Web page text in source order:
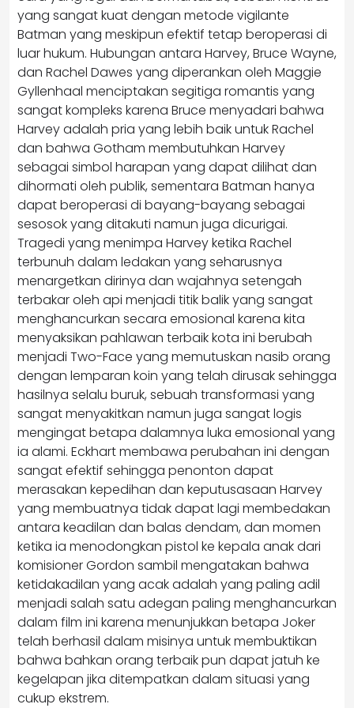
yang sangat kuat dengan metode vigilante
Batman yang meskipun efektif tetap beroperasi di
luar hukum. Hubungan antara Harvey, Bruce Wayne,
dan Rachel Dawes yang diperankan oleh Maggie
Gyllenhaal menciptakan segitiga romantis yang
sangat kompleks karena Bruce menyadari bahwa
Harvey adalah pria yang lebih baik untuk Rachel
dan bahwa Gotham membutuhkan Harvey
sebagai simbol harapan yang dapat dilihat dan
dihormati oleh publik, sementara Batman hanya
dapat beroperasi di bayang-bayang sebagai
sesosok yang ditakuti namun juga dicurigai.
Tragedi yang menimpa Harvey ketika Rachel
terbunuh dalam ledakan yang seharusnya
menargetkan dirinya dan wajahnya setengah
terbakar oleh api menjadi titik balik yang sangat
menghancurkan secara emosional karena kita
menyaksikan pahlawan terbaik kota ini berubah
menjadi Two-Face yang memutuskan nasib orang
dengan lemparan koin yang telah dirusak sehingga
hasilnya selalu buruk, sebuah transformasi yang
sangat menyakitkan namun juga sangat logis
mengingat betapa dalamnya luka emosional yang
ia alami. Eckhart membawa perubahan ini dengan
sangat efektif sehingga penonton dapat
merasakan kepedihan dan keputusasaan Harvey
yang membuatnya tidak dapat lagi membedakan
antara keadilan dan balas dendam, dan momen
ketika ia menodongkan pistol ke kepala anak dari
komisioner Gordon sambil mengatakan bahwa
ketidakadilan yang acak adalah yang paling adil
menjadi salah satu adegan paling menghancurkan
dalam film ini karena menunjukkan betapa Joker
telah berhasil dalam misinya untuk membuktikan
bahwa bahkan orang terbaik pun dapat jatuh ke
kegelapan jika ditempatkan dalam situasi yang
cukup ekstrem.